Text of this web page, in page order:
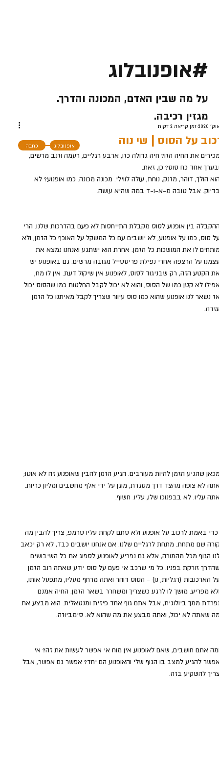
על הסוס | שי נוה
זמן קריאה 2 דקות
את החיה הזו? חיה גדולה כזו, ארבע רגליים, רעמה וזנב מרשים,
אחד כח סוס? כן, זאת.
הולך, דוהר, מזנק, נוחת, עולה לווילי. מכונה מכונה. כמו אופנוע? לא
אבל טובה מ-א-ו-ד במה שהיא עושה.
בין אופנוע לסוס מקבלת התייחסות לא פעם בהדרכות שלנו. הרי
סוס, כמו על אופנוע, לא יושבים עם כל המשקל על האוכף כל הזמן, ולא
לו את המושכות כל הזמן. אחרת הוא ישתגע ואנחנו נמצא את
על הרצפה אחרי נפילת פריסטייל מגובה מרשים. גם באופנוע יש
הקטע הזה, רק שבניגוד לסוס, לאופנוע אין שיקול דעת. אין לו מח,
לא קטן כמו של הסוס, והוא לא יכול לקבל החלטות כמו שהסוס יכול.
נשאר לנו אופנוע שהוא כמו סוס עיוור שצריך לקבל מאיתנו כל הזמן
שהגיע הזמן להיות מעורבים. הגיע הזמן להבין שאופנוע זה לא אוטו;
לא צופה מהצד דרך מסגרת, מוגן על ידי אלף מחשבים ומליון כריות.
עליו. לא בבפנוכו שלו, עליו. חשוף.
כדי באמת לרכוב על אופנוע ולא סתם לקחת עליו טרמפ, צריך להבין מה
שם מתחת. מתחת לרגליים שלנו. אם אנחנו יושבים כבד, לא רק יכאב
הגוף מכל מהמורה, אלא גם נפריע לאופנוע לספוג את כל השיבושים
זורקת בפניו. כל מי שרכב אי פעם על סוס יודע שאתה רוב הזמן
הארכובות (רגליות, נו) - הסוס דוהר ואתה מרחף מעליו, מתפעל אותו,
מפריע. מושך לו לרגע כשצריך ומשחרר בשאר הזמן. החיה אמנם
ממך ביולוגית, אבל אתם גוף אחד פיזית ומנטאלית. הוא מבצע את
שאתה לא יכול, ואתה מבצע את מה שהוא לא. סימביוזה.
אתם חושבים, שאם לאופנוע אין מוח אי אפשר לעשות את זה? אי
להגיע למצב בו הגוף שלי והאופנוע הם יחד? אפשר גם אפשר, אבל
להשקיע בזה.
כתבה אופנובלוג
#אופנובלוג
על מה שבין האדם, המכונה והדרך.
מגזין רכיבה.